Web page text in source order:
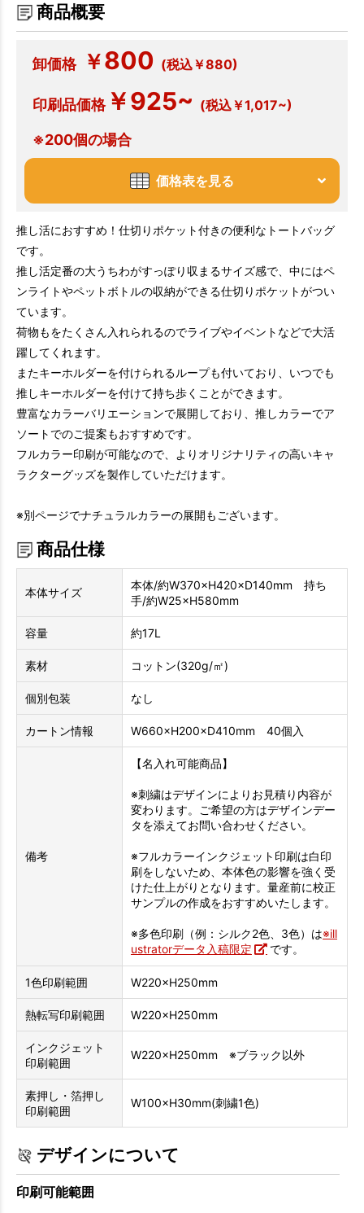
商品概要
卸価格 ￥800 (税込￥880)
印刷品価格￥925~ (税込￥1,017~)
※200個の場合
価格表を見る
推し活におすすめ！仕切りポケット付きの便利なトートバッグ
です。
推し活定番の大うちわがすっぽり収まるサイズ感で、中にはペ
ンライトやペットボトルの収納ができる仕切りポケットがつい
ています。
荷物もをたくさん入れられるのでライブやイベントなどで大活
躍してくれます。
またキーホルダーを付けられるループも付いており、いつでも
推しキーホルダーを付けて持ち歩くことができます。
豊富なカラーバリエーションで展開しており、推しカラーでア
ソートでのご提案もおすすめです。
フルカラー印刷が可能なので、よりオリジナリティの高いキャ
ラクターグッズを製作していただけます。
※別ページでナチュラルカラーの展開もございます。
商品仕様
本体サイズ
本体/約W370×H420×D140mm 持ち
手/約W25×H580mm
容量 約17L
素材 コットン(320g/㎡)
個別包装 なし
カートン情報 W660×H200×D410mm 40個入
備考
【名入れ可能商品】
※刺繍はデザインによりお見積り内容が
変わります。ご希望の方はデザインデー
タを添えてお問い合わせください。
※フルカラーインクジェット印刷は白印
刷をしないため、本体色の影響を強く受
けた仕上がりとなります。量産前に校正
サンプルの作成をおすすめいたします。
※多色印刷（例：シルク2色、3色）は※ill
ustratorデータ入稿限定
です。
1色印刷範囲 W220×H250mm
熱転写印刷範囲 W220×H250mm
インクジェット
印刷範囲
W220×H250mm ※ブラック以外
素押し・箔押し
印刷範囲
W100×H30mm(刺繍1色)
デザインについて
印刷可能範囲